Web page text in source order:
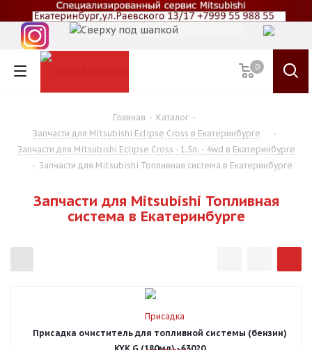
0
Главная - Каталог -
Запчасти для Mitsubishi Eclipse Cross в Екатеринбурге
-
Запчасти для Mitsubishi Eclipse Cross - 1.5л. - 4wd в Екатеринбурге
- Запчасти для Mitsubishi Топливная система в Екатеринбурге
Запчасти для Mitsubishi Топливная
система в Екатеринбурге
Присадка очиститель для топливной системы (бензин)